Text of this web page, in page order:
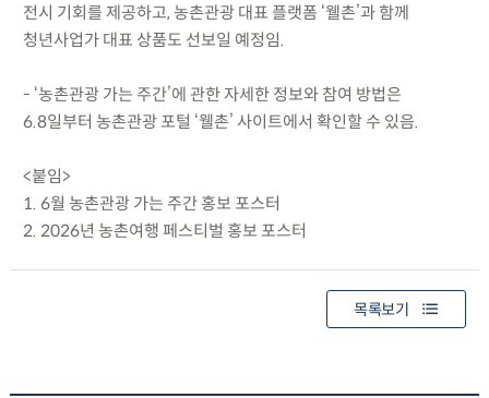
전시 기회를 제공하고, 농촌관광 대표 플랫폼 ‘웰촌’과 함께
청년사업가 대표 상품도 선보일 예정임.
- ‘농촌관광 가는 주간’에 관한 자세한 정보와 참여 방법은
6.8일부터 농촌관광 포털 ‘웰촌’ 사이트에서 확인할 수 있음.
<붙임>
1. 6월 농촌관광 가는 주간 홍보 포스터
2. 2026년 농촌여행 페스티벌 홍보 포스터
목록보기